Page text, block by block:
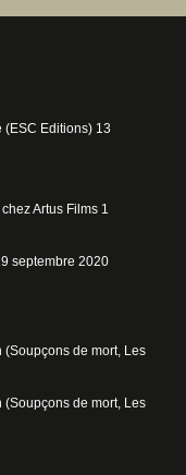
(ESC Editions) 13
Artus Films 1
septembre 2020
(Soupçons de mort, Les
(Soupçons de mort, Les